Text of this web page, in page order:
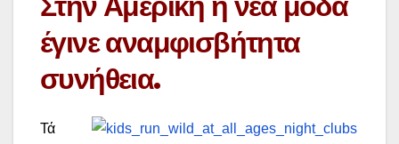
έγινε αναμφισβήτητα
συνήθεια.
Τά